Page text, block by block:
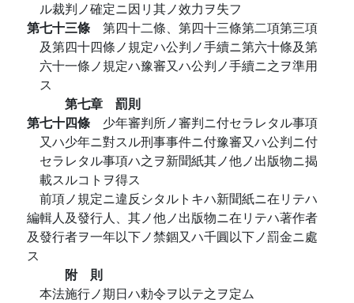
ル裁判ノ確定ニ因リ其ノ效力ヲ失フ
第七十三條 第四十二條、第四十三條第二項第三項
及第四十四條ノ規定ハ公判ノ手續ニ第六十條及第
六十一條ノ規定ハ豫審又ハ公判ノ手續ニ之ヲ準用
ス
第七章 罰則
第七十四條 少年審判所ノ審判ニ付セラレタル事項
又ハ少年ニ對スル刑事事件ニ付豫審又ハ公判ニ付
セラレタル事項ハ之ヲ新聞紙其ノ他ノ出版物ニ揭
載スルコトヲ得ス
前項ノ規定ニ違反シタルトキハ新聞紙ニ在リテハ
編輯人及發行人、其ノ他ノ出版物ニ在リテハ著作者
及發行者ヲ一年以下ノ禁錮又ハ千圓以下ノ罰金ニ處
ス
附 則
本法施行ノ期日ハ勅令ヲ以テ之ヲ定ム